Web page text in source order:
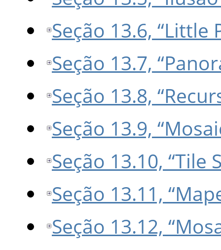
Seção 13.6, “Little
Seção 13.7,
Seção 13.8,
Seção 13.9,
Seção 13.10, “Tile
Seção 13.11,
Seção 13.12,